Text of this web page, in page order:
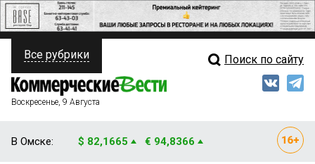
ПОЛИТИКА
ФИНАНСЫ
Свежий выпуск
Все рубрики Поиск по сайту
Воскресенье, 9 Августа
В Омске: $ 82,1665 € 94,8366